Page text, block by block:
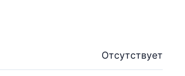
Отсутствует